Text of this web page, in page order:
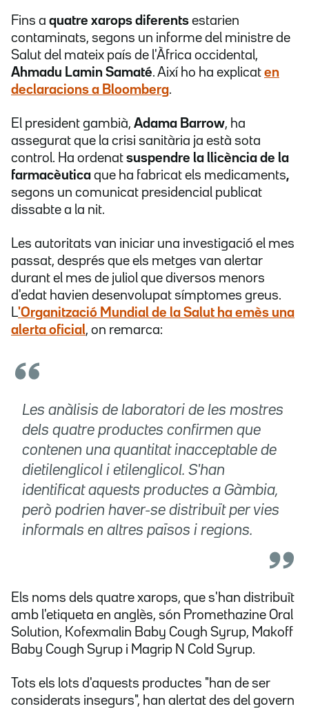
Fins a quatre xarops diferents estarien
contaminats, segons un informe del ministre de
Salut del mateix país de l'Àfrica occidental,
Ahmadu Lamin Samaté. Així ho ha explicat en
declaracions a Bloomberg.
El president gambià, Adama Barrow, ha
assegurat que la crisi sanitària ja està sota
control. Ha ordenat suspendre la llicència de la
farmacèutica que ha fabricat els medicaments,
segons un comunicat presidencial publicat
dissabte a la nit.
Les autoritats van iniciar una investigació el mes
passat, després que els metges van alertar
durant el mes de juliol que diversos menors
d'edat havien desenvolupat símptomes greus.
L'Organització Mundial de la Salut ha emès una
alerta oficial, on remarca:
Les anàlisis de laboratori de les mostres
dels quatre productes confirmen que
contenen una quantitat inacceptable de
dietilenglicol i etilenglicol. S'han
identificat aquests productes a Gàmbia,
però podrien haver-se distribuït per vies
informals en altres països i regions.
Els noms dels quatre xarops, que s'han distribuït
amb l'etiqueta en anglès, són Promethazine Oral
Solution, Kofexmalin Baby Cough Syrup, Makoff
Baby Cough Syrup i Magrip N Cold Syrup.
Tots els lots d'aquests productes "han de ser
considerats insegurs", han alertat des del govern